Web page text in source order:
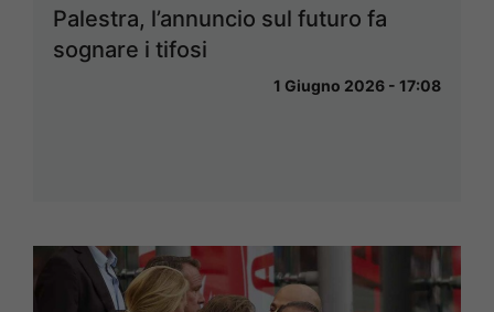
Palestra, l’annuncio sul futuro fa
sognare i tifosi
1 Giugno 2026 - 17:08